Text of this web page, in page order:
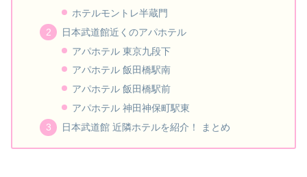
ホテルモントレ半蔵門
日本武道館近くのアパホテル
アパホテル 東京九段下
アパホテル 飯田橋駅南
アパホテル 飯田橋駅前
アパホテル 神田神保町駅東
日本武道館 近隣ホテルを紹介！ まとめ